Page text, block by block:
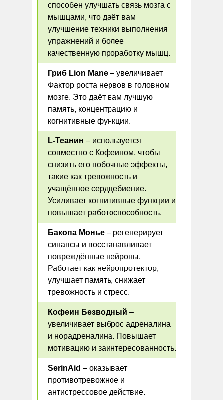
способен улучшать связь мозга с
мышцами, что даёт вам
улучшение техники выполнения
упражнений и более
качественную проработку мышц.
Гриб Lion Mane – увеличивает
Фактор роста нервов в головном
мозге. Это даёт вам лучшую
память, концентрацию и
когнитивные функции.
L-Теанин – используется
совместно с Кофеином, чтобы
снизить его побочные эффекты,
такие как тревожность и
учащённое сердцебиение.
Усиливает когнитивные функции и
повышает работоспособность.
Бакопа Монье – регенерирует
синапсы и восстанавливает
повреждённые нейроны.
Работает как нейропротектор,
улучшает память, снижает
тревожность и стресс.
Кофеин Безводный –
увеличивает выброс адреналина
и норадреналина. Повышает
мотивацию и заинтересованность.
SerinAid – оказывает
противотревожное и
антистрессовое действие.